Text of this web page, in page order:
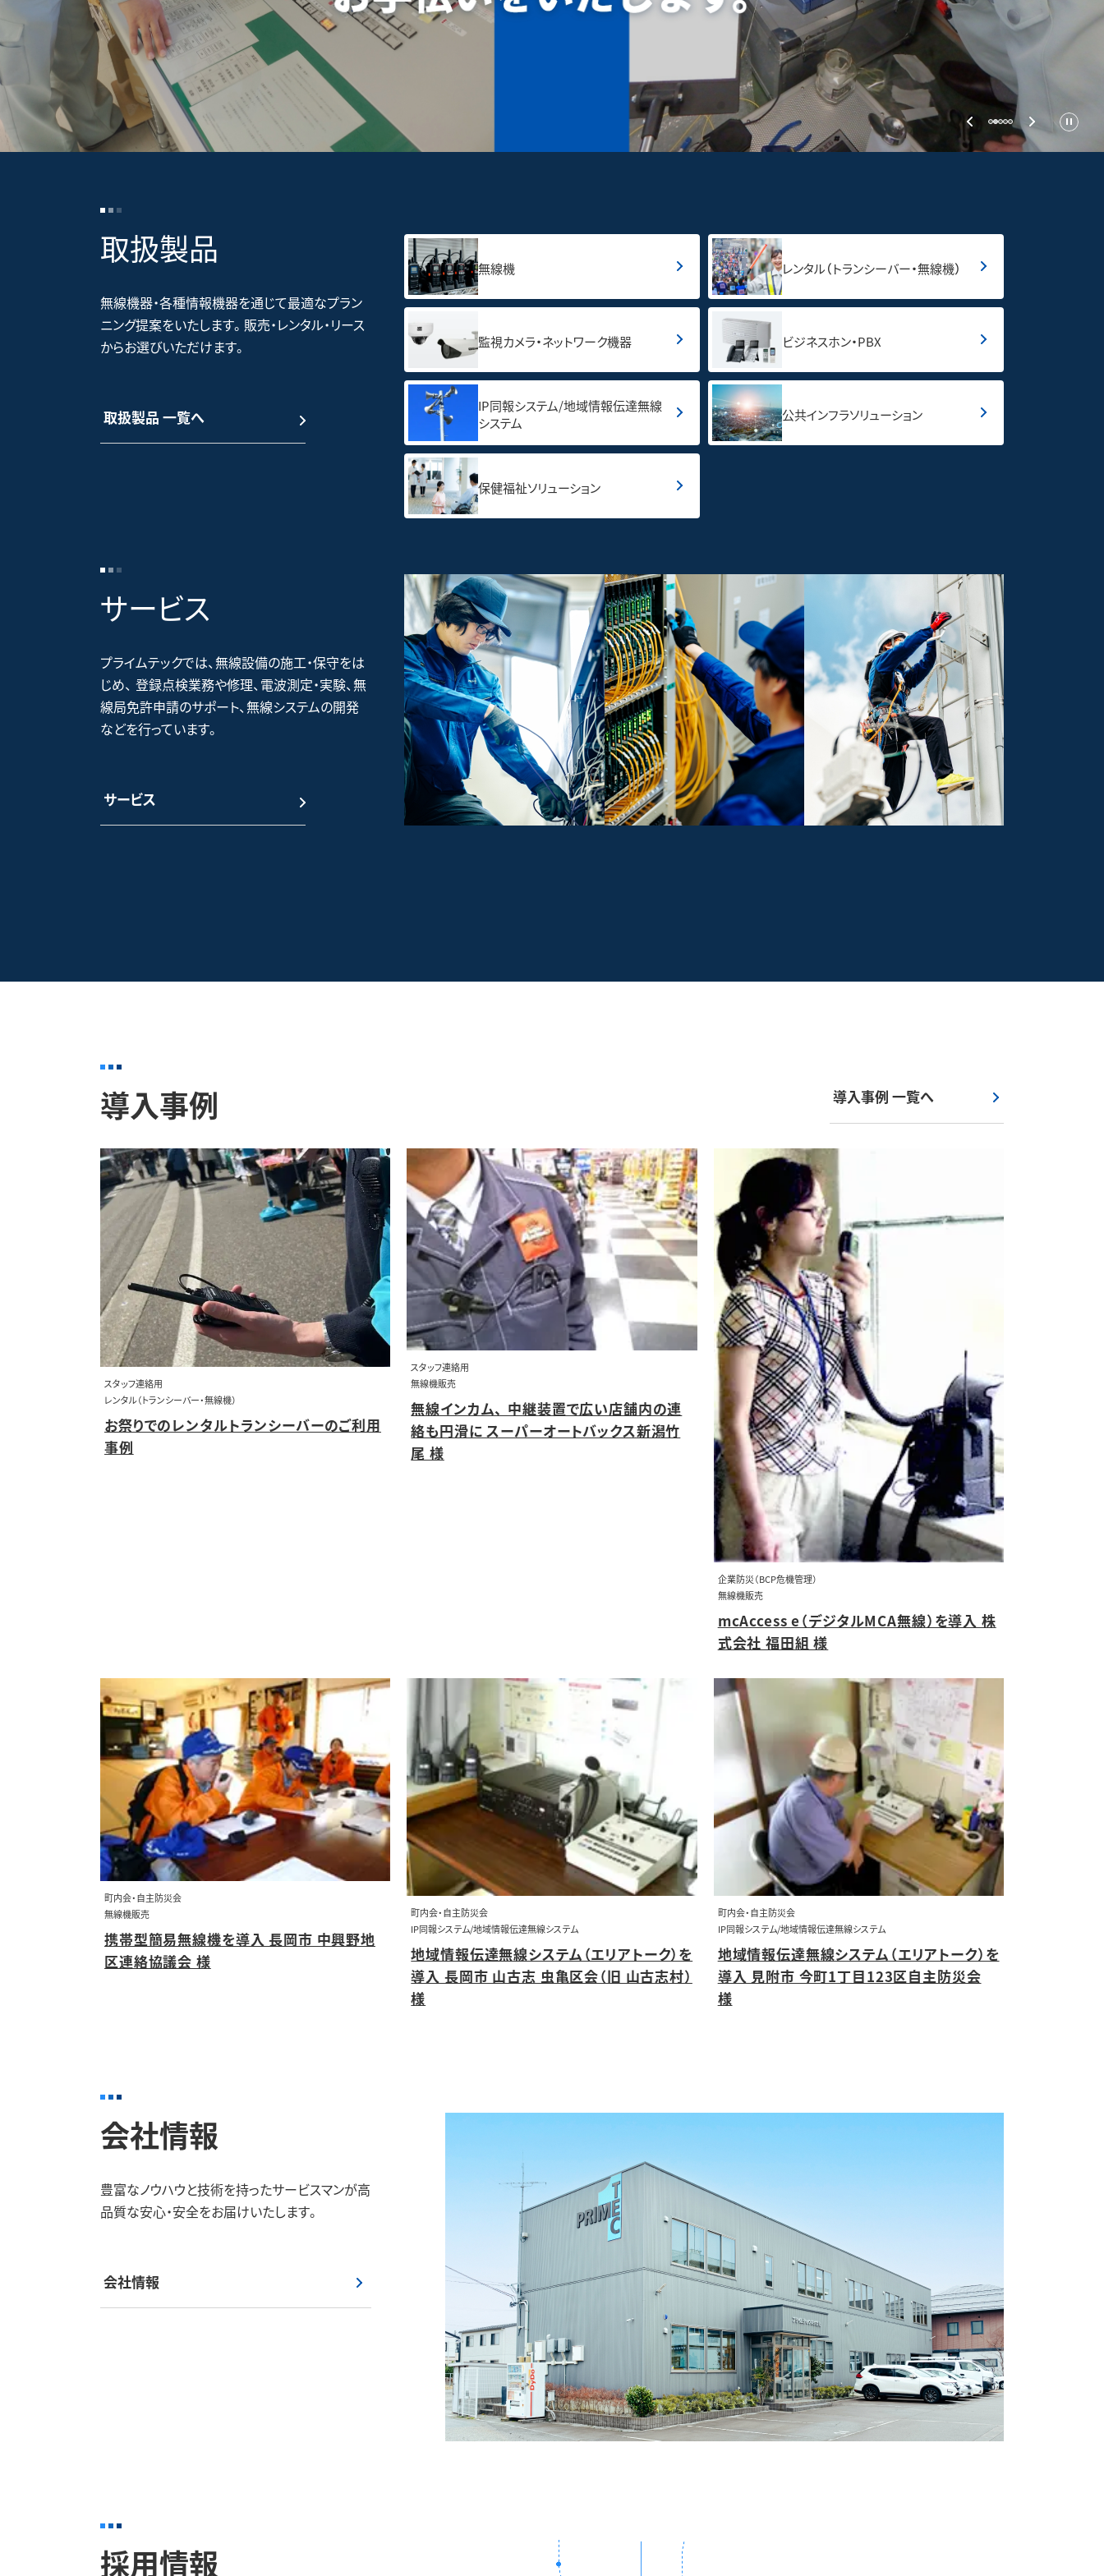
取扱製品
無線機器・各種情報機器を通じて最適なプラン
ニング提案をいたします。販売・レンタル・リース
からお選びいただけます。
無線機 レンタル（トランシーバー・無線機）
監視カメラ・ネットワーク機器 ビジネスホン・PBX
IP同報システム/地域情報伝達無線
システム
公共インフラソリューション
保健福祉ソリューション
取扱製品 一覧へ
サービス
プライムテックでは、無線設備の施工・保守をは
じめ、 登録点検業務や修理、電波測定・実験、無
線局免許申請のサポート、無線システムの開発
などを行っています。
サービス
導入事例 導入事例 一覧へ
スタッフ連絡用
レンタル（トランシーバー・無線機）
お祭りでのレンタルトランシーバーのご利用
事例
スタッフ連絡用
無線機販売
無線インカム、 中継装置で広い店舗内の連
絡も円滑に スーパーオートバックス新潟竹
尾 様
企業防災（BCP危機管理）
無線機販売
mcAccess e（デジタルMCA無線）を導入 株
式会社 福田組 様
町内会・自主防災会
無線機販売
携帯型簡易無線機を導入 長岡市 中興野地
区連絡協議会 様
町内会・自主防災会
IP同報システム/地域情報伝達無線システム
地域情報伝達無線システム（エリアトーク）を
導入 長岡市 山古志 虫亀区会（旧 山古志村）
様
町内会・自主防災会
IP同報システム/地域情報伝達無線システム
地域情報伝達無線システム（エリアトーク）を
導入 見附市 今町1丁目123区自主防災会
様
会社情報
豊富なノウハウと技術を持ったサービスマンが高
品質な安心・安全をお届けいたします。
会社情報
採用情報